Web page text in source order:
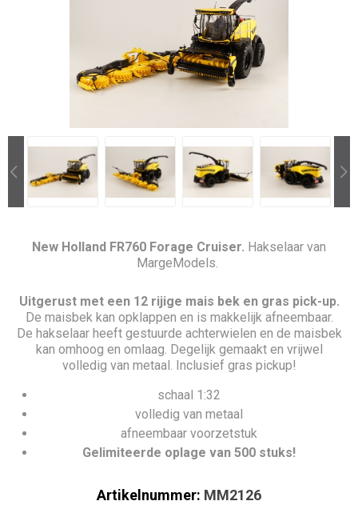
New Holland FR760 Forage Cruiser. Hakselaar van
MargeModels.
Uitgerust met een 12 rijige mais bek en gras pick-up.
De maisbek kan opklappen en is makkelijk afneembaar.
De hakselaar heeft gestuurde achterwielen en de maisbek
kan omhoog en omlaag. Degelijk gemaakt en vrijwel
volledig van metaal. Inclusief gras pickup!
schaal 1:32
volledig van metaal
afneembaar voorzetstuk
Gelimiteerde oplage van 500 stuks!
Artikelnummer: MM2126